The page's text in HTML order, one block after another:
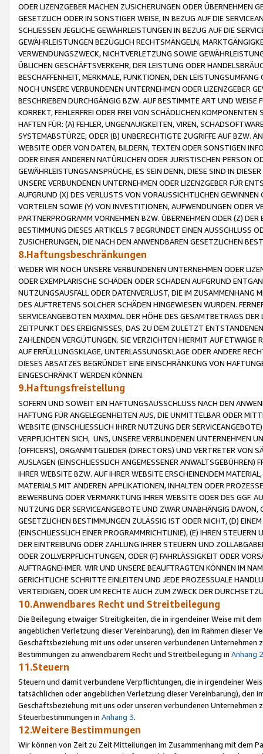
ODER LIZENZGEBER MACHEN ZUSICHERUNGEN ODER ÜBERNEHMEN
GESETZLICH ODER IN SONSTIGER WEISE, IN BEZUG AUF DIE
SCHLIESSEN JEGLICHE GEWÄHRLEISTUNGEN IN BEZUG AUF DIE
GEWÄHRLEISTUNGEN BEZÜGLICH RECHTSMÄNGELN,
VERWENDUNGSZWECK, NICHTVERLETZUNG SOWIE
ÜBLICHEN GESCHÄFTSVERKEHR, DER LEISTUNG ODER
BESCHAFFENHEIT, MERKMALE, FUNKTIONEN, DEN
NOCH UNSERE VERBUNDENEN UNTERNEHMEN ODER LIZENZGEBER
BESCHRIEBEN DURCHGÄNGIG BZW. AUF BESTIMMTE ART UND
KORREKT, FEHLERFREI ODER FREI VON SCHÄDLICHEN
HAFTEN FÜR: (A) FEHLER, UNGENAUIGKEITEN, VIREN,
SYSTEMABSTÜRZE; ODER (B) UNBERECHTIGTE ZUGRIFFE AUF BZW.
WEBSITE ODER VON DATEN, BILDERN, TEXTEN ODER SONSTIGEN
ODER EINER ANDEREN NATÜRLICHEN ODER JURISTISCHEN PERSON
GEWÄHRLEISTUNGSANSPRÜCHE, ES SEIN DENN, DIESE SIND IN
UNSERE VERBUNDENEN UNTERNEHMEN ODER LIZENZGEBER FÜR
AUFGRUND (X) DES VERLUSTS VON VORAUSSICHTLICHEN
VORTEILEN SOWIE (Y) VON INVESTITIONEN, AUFWENDUNGEN ODER
PARTNERPROGRAMM VORNEHMEN BZW. ÜBERNEHMEN ODER (Z)
BESTIMMUNG DIESES ARTIKELS 7 BEGRÜNDET EINEN AUSSCHLUSS
ZUSICHERUNGEN, DIE NACH DEN ANWENDBAREN GESETZLICHEN
8.Haftungsbeschränkungen
WEDER WIR NOCH UNSERE VERBUNDENEN UNTERNEHMEN ODER
ODER EXEMPLARISCHE SCHÄDEN ODER SCHÄDEN AUFGRUND
NUTZUNGSAUSFALL ODER DATENVERLUST, DIE IM ZUSAMMENHANG
DES AUFTRETENS SOLCHER SCHÄDEN HINGEWIESEN WURDEN.
SERVICEANGEBOTEN MAXIMAL DER HÖHE DES GESAMTBETRAGS
ZEITPUNKT DES EREIGNISSES, DAS ZU DEM ZULETZT
ZAHLENDEN VERGÜTUNGEN. SIE VERZICHTEN HIERMIT AUF
AUF ERFÜLLUNGSKLAGE, UNTERLASSUNGSKLAGE ODER ANDERE
DIESES ABSATZES BEGRÜNDET EINE EINSCHRÄNKUNG VON
EINGESCHRÄNKT WERDEN KÖNNEN.
9.Haftungsfreistellung
SOFERN UND SOWEIT EIN HAFTUNGSAUSSCHLUSS NACH DEN
HAFTUNG FÜR ANGELEGENHEITEN AUS, DIE UNMITTELBAR ODER
WEBSITE (EINSCHLIESSLICH IHRER NUTZUNG DER
VERPFLICHTEN SICH, UNS, UNSERE VERBUNDENEN UNTERNEHMEN
(OFFICERS), ORGANMITGLIEDER (DIRECTORS) UND VERTRETER VON
AUSLAGEN (EINSCHLIESSLICH ANGEMESSENER
IHRER WEBSITE BZW. AUF IHRER WEBSITE ERSCHEINENDEM
MATERIALS MIT ANDEREN APPLIKATIONEN, INHALTEN ODER
BEWERBUNG ODER VERMARKTUNG IHRER WEBSITE ODER DES GGF.
NUTZUNG DER SERVICEANGEBOTE UND ZWAR UNABHÄNGIG
GESETZLICHEN BESTIMMUNGEN ZULÄSSIG IST ODER NICHT, (D)
(EINSCHLIESSLICH EINER PROGRAMMRICHTLINIE), (E) IHREN
DER EINTREIBUNG ODER ZAHLUNG IHRER STEUERN UND
ODER ZOLLVERPFLICHTUNGEN, ODER (F) FAHRLÄSSIGKEIT ODER
AUFTRAGNEHMER. WIR UND UNSERE BEAUFTRAGTEN KÖNNEN IM
GERICHTLICHE SCHRITTE EINLEITEN UND JEDE PROZESSUALE
VERTEIDIGEN, ODER UM RECHTE AUCH ZUM ZWECK DER
10.Anwendbares Recht und Streitbeilegung
Die Beilegung etwaiger Streitigkeiten, die in irgendeiner Weise mit
angeblichen Verletzung dieser Vereinbarung), den im Rahmen dieser
Geschäftsbeziehung mit uns oder unseren verbundenen
Bestimmungen zu anwendbarem Recht und Streitbeilegung in Anhang 2
11.Steuern
Steuern und damit verbundene Verpflichtungen, die in irgendeiner
tatsächlichen oder angeblichen Verletzung dieser Vereinbarung), den
Geschäftsbeziehung mit uns oder unseren verbundenen
Steuerbestimmungen in Anhang 3.
12.Weitere Bestimmungen
Wir können von Zeit zu Zeit Mitteilungen im Zusammenhang mit dem